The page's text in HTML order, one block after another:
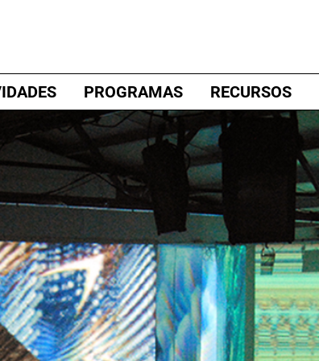
PROGRAMAS RECURSOS